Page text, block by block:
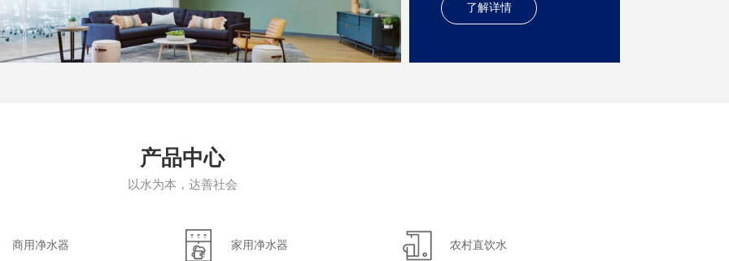
了解详情
产品中心
以水为本，达善社会
商用净水器 家用净水器 农村直饮水